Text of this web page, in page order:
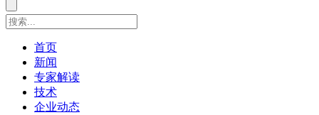
首页
新闻
专家解读
技术
企业动态